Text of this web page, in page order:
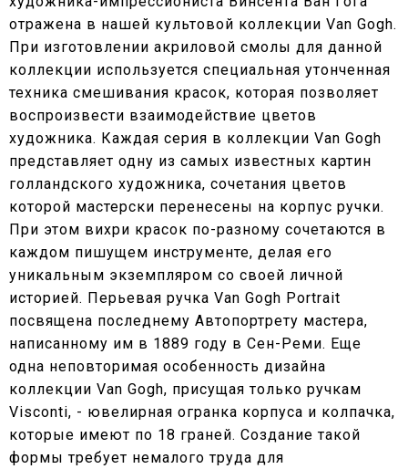
отражена в нашей культовой коллекции Van Gogh.
При изготовлении акриловой смолы для данной
коллекции используется специальная утонченная
техника смешивания красок, которая позволяет
воспроизвести взаимодействие цветов
художника. Каждая серия в коллекции Van Gogh
представляет одну из самых известных картин
голландского художника, сочетания цветов
которой мастерски перенесены на корпус ручки.
При этом вихри красок по-разному сочетаются в
каждом пишущем инструменте, делая его
уникальным экземпляром со своей личной
историей. Перьевая ручка Van Gogh Portrait
посвящена последнему Автопортрету мастера,
написанному им в 1889 году в Сен-Реми. Еще
одна неповторимая особенность дизайна
коллекции Van Gogh, присущая только ручкам
Visconti, - ювелирная огранка корпуса и колпачка,
которые имеют по 18 граней. Создание такой
формы требует немалого труда для